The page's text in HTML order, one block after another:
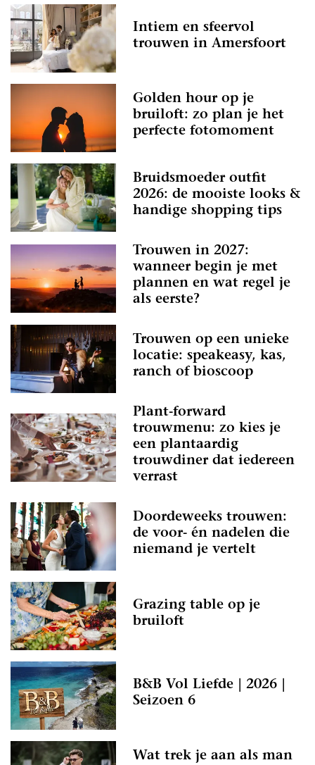
Intiem en sfeervol
trouwen in Amersfoort
Golden hour op je
bruiloft: zo plan je het
perfecte fotomoment
Bruidsmoeder outfit
2026: de mooiste looks &
handige shopping tips
Trouwen in 2027:
wanneer begin je met
plannen en wat regel je
als eerste?
Trouwen op een unieke
locatie: speakeasy, kas,
ranch of bioscoop
Plant-forward
trouwmenu: zo kies je
een plantaardig
trouwdiner dat iedereen
verrast
Doordeweeks trouwen:
de voor- én nadelen die
niemand je vertelt
Grazing table op je
bruiloft
B&B Vol Liefde | 2026 |
Seizoen 6
Wat trek je aan als man